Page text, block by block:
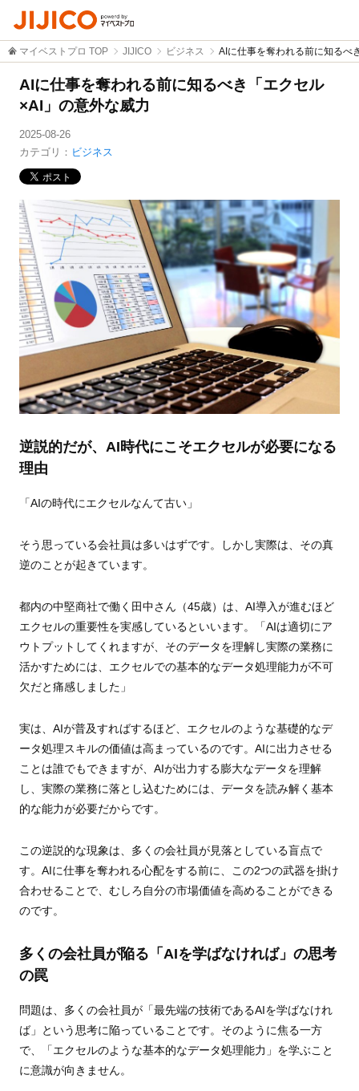
マイベストプロ TOP JIJICO ビジネス AIに仕事を奪われる前に知るべ
AIに仕事を奪われる前に知るべき「エクセル
×AI」の意外な威力
2025-08-26
カテゴリ： ビジネス
逆説的だが、AI時代にこそエクセルが必要になる
理由
「AIの時代にエクセルなんて古い」
そう思っている会社員は多いはずです。しかし実際は、その真
逆のことが起きています。
都内の中堅商社で働く田中さん（45歳）は、AI導入が進むほど
エクセルの重要性を実感しているといいます。「AIは適切にア
ウトプットしてくれますが、そのデータを理解し実際の業務に
活かすためには、エクセルでの基本的なデータ処理能力が不可
欠だと痛感しました」
実は、AIが普及すればするほど、エクセルのような基礎的なデ
ータ処理スキルの価値は高まっているのです。AIに出力させる
ことは誰でもできますが、AIが出力する膨大なデータを理解
し、実際の業務に落とし込むためには、データを読み解く基本
的な能力が必要だからです。
この逆説的な現象は、多くの会社員が見落としている盲点で
す。AIに仕事を奪われる心配をする前に、この2つの武器を掛け
合わせることで、むしろ自分の市場価値を高めることができる
のです。
多くの会社員が陥る「AIを学ばなければ」の思考
の罠
問題は、多くの会社員が「最先端の技術であるAIを学ばなけれ
ば」という思考に陥っていることです。そのように焦る一方
で、「エクセルのような基本的なデータ処理能力」を学ぶこと
に意識が向きません。